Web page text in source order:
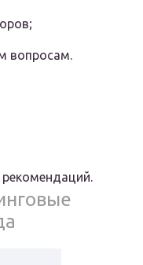
вопросам.